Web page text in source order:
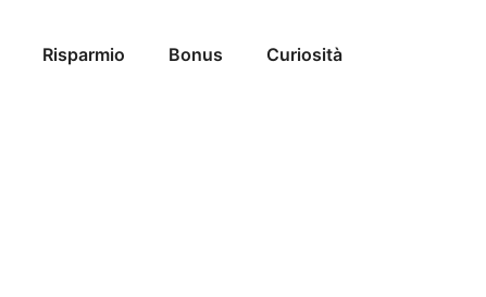
Risparmio Bonus Curiosità